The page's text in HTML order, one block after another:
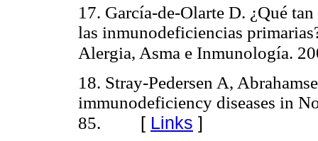
17. García-de-Olarte D. ¿Qué
las inmunodeficiencias
Alergia, Asma e Inmunología.
18. Stray-Pedersen A,
immunodeficiency diseases in
85. [ Links ]